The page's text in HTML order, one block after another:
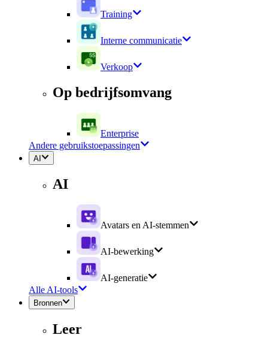
Training
Interne communicatie
Verkoop
Op bedrijfsomvang
Enterprise
Andere gebruikstoepassingen
AI
AI
Avatars en AI-stemmen
AI-bewerking
AI-generatie
Alle AI-tools
Bronnen
Leer